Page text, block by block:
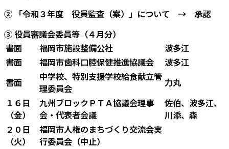
② 「令和３年度 役員監査（案）」について → 承認
③ 役員審議会委員等（４月分）
書面
福岡市施設整備公社
波多江
書面
福岡市歯科口腔保健推進協議会
波多江
書面
中学校、特別支援学校給食献立管
理委員会
力丸
１６日
（金）
九州ブロックＰＴＡ協議会理事
会・代表者会議
佐伯、波多江、
川添、森
２０日
（火）
福岡市人権のまちづくり交流会実
行委員会（中止）